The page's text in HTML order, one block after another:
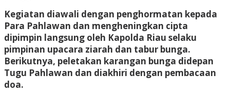
Kegiatan diawali dengan penghormatan kepada
Para Pahlawan dan mengheningkan cipta
dipimpin langsung oleh Kapolda Riau selaku
pimpinan upacara ziarah dan tabur bunga.
Berikutnya, peletakan karangan bunga didepan
Tugu Pahlawan dan diakhiri dengan pembacaan
doa.